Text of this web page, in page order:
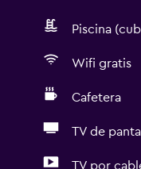
Piscina
Wifi gratis
Cafetera
TV de
TV por